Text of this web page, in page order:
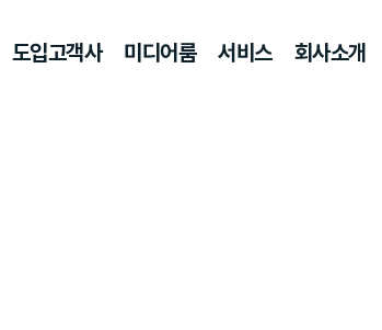
도입고객사 미디어룸 서비스 회사소개